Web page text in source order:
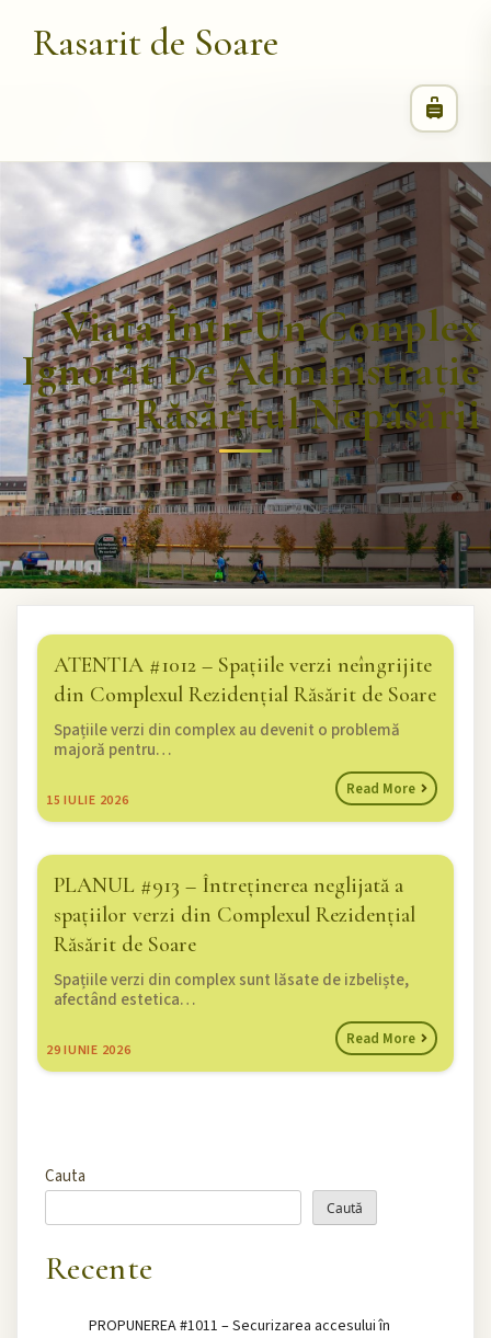
Rasarit de Soare
Viața Într-Un Complex
Ignorat De Administrație
– Răsăritul Nepăsării
ATENTIA #1012 – Spațiile verzi neîngrijite
din Complexul Rezidențial Răsărit de Soare
15 IULIE 2026
Spațiile verzi din complex au devenit o problemă
majoră pentru…
Read More
PLANUL #913 – Întreținerea neglijată a
spațiilor verzi din Complexul Rezidențial
Răsărit de Soare
29IUNIE 2026
Spațiile verzi din complex sunt lăsate de izbeliște,
afectând estetica…
Read More
Cauta
Caută
Recente
PROPUNEREA #1011 – Securizarea accesului în